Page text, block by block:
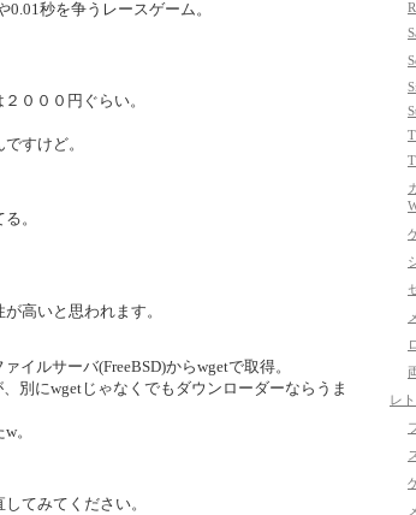
秒を争うレースゲーム。
０００円ぐらい。
すけど。
。
高いと思われます。
ルサーバ(FreeBSD)からwgetで取得。
別にwgetじゃなくでもダウンローダーならうま
。
てみてください。
レ